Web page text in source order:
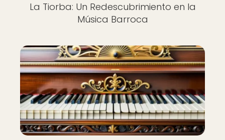
La Tiorba: Un Redescubrimiento en la
Música Barroca